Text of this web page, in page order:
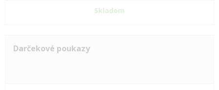
Skladom
Darčekové poukazy